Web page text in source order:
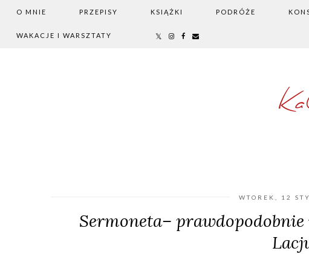
O MNIE PRZEPISY KSIĄŻKI PODRÓŻE
WAKACJE I WARSZTATY
WTOREK, 12
Sermoneta–